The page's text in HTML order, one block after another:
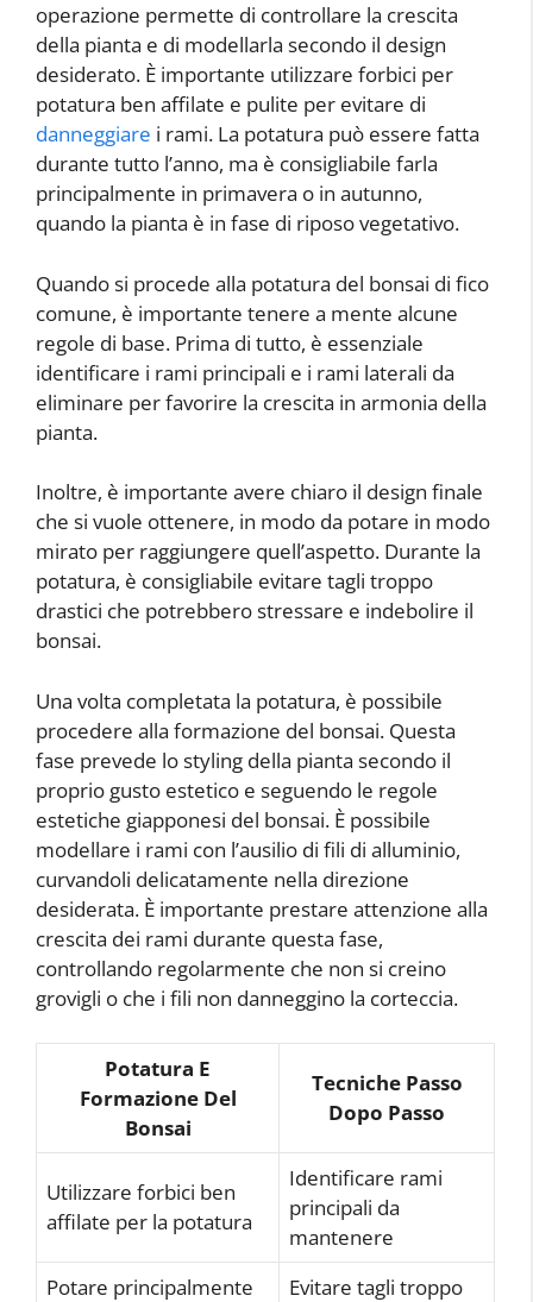
operazione permette di controllare la crescita
della pianta e di modellarla secondo il design
desiderato. È importante utilizzare forbici per
potatura ben affilate e pulite per evitare di
danneggiare i rami. La potatura può essere fatta
durante tutto l’anno, ma è consigliabile farla
principalmente in primavera o in autunno,
quando la pianta è in fase di riposo vegetativo.
Quando si procede alla potatura del bonsai di fico
comune, è importante tenere a mente alcune
regole di base. Prima di tutto, è essenziale
identificare i rami principali e i rami laterali da
eliminare per favorire la crescita in armonia della
pianta.
Inoltre, è importante avere chiaro il design finale
che si vuole ottenere, in modo da potare in modo
mirato per raggiungere quell’aspetto. Durante la
potatura, è consigliabile evitare tagli troppo
drastici che potrebbero stressare e indebolire il
bonsai.
Una volta completata la potatura, è possibile
procedere alla formazione del bonsai. Questa
fase prevede lo styling della pianta secondo il
proprio gusto estetico e seguendo le regole
estetiche giapponesi del bonsai. È possibile
modellare i rami con l’ausilio di fili di alluminio,
curvandoli delicatamente nella direzione
desiderata. È importante prestare attenzione alla
crescita dei rami durante questa fase,
controllando regolarmente che non si creino
grovigli o che i fili non danneggino la corteccia.
Potatura E
Formazione Del
Bonsai
Tecniche Passo
Dopo Passo
Utilizzare forbici ben
affilate per la potatura
Identificare rami
principali da
mantenere
Potare principalmente
Evitare tagli troppo